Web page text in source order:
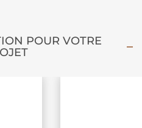
POUR VOTRE